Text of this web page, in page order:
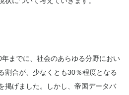
までに、社会のあらゆる分野におい
割合が、少なくとも30％程度となる
掲げました。しかし、帝国データバ